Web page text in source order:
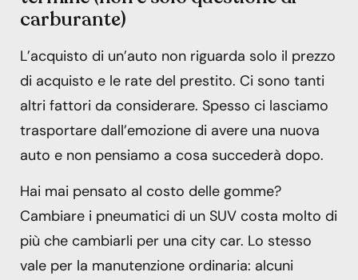
carburante)
L’acquisto di un’auto non riguarda solo il prezzo
di acquisto e le rate del prestito. Ci sono tanti
altri fattori da considerare. Spesso ci lasciamo
trasportare dall’emozione di avere una nuova
auto e non pensiamo a cosa succederà dopo.
Hai mai pensato al costo delle gomme?
Cambiare i pneumatici di un SUV costa molto di
più che cambiarli per una city car. Lo stesso
vale per la manutenzione ordinaria: alcuni